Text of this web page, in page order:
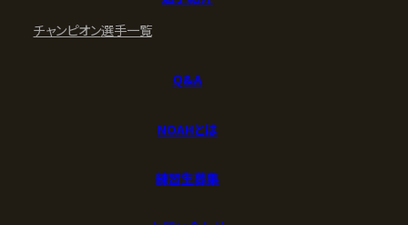
チャンピオン選手一覧
Q&A
NOAHとは
練習生募集